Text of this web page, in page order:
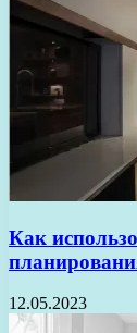
Как
12.05.2023